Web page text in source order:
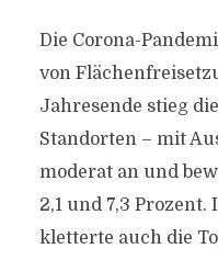
Die Corona-
von
Jahresende stieg
Standorten – mit
moderat an und
2,1 und 7,3
kletterte auch die